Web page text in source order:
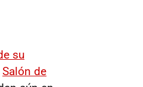
su
Salón de